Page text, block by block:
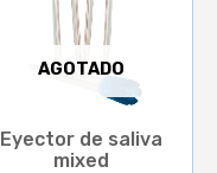
AGOTADO
Eyector de saliva
mixed